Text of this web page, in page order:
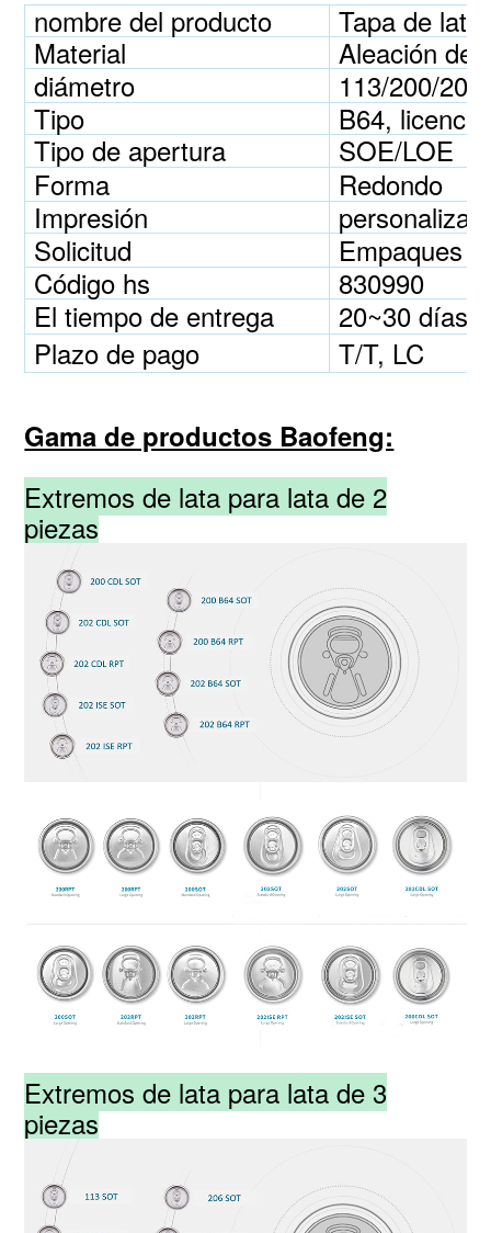
nombre del producto
Tapa de
Material
Aleación de
diámetro
113/200/
Tipo
B64,
Tipo de apertura
SOE/LOE
Forma
Redondo
Impresión
Solicitud
Empaques
Código hs
830990
El tiempo de entrega
20~30 días
Plazo de pago
T/T, LC
Gama de productos Baofeng:
Extremos de lata para lata de 2
piezas
Extremos de lata para lata de 3
piezas